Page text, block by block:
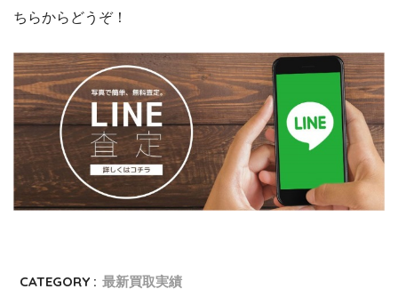
ちらからどうぞ！
CATEGORY : 最新買取実績